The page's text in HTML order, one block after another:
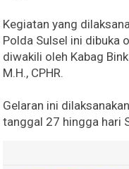
Kegiatan yang
Polda Sulsel ini dibuka
diwakili oleh Kabag
M.H., CPHR.
Gelaran ini
tanggal 27 hingga hari